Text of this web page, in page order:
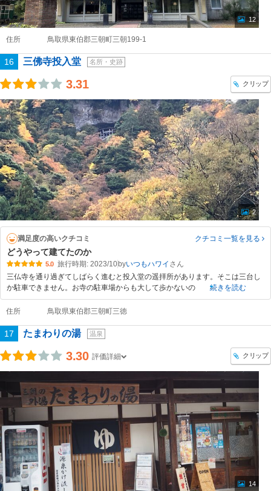
12
住所 鳥取県東伯郡三朝町三朝199-1
16 三佛寺投入堂 名所・史跡
3.31 クリップ
2
満足度の高いクチコミ クチコミ一覧を見る
どうやって建てたのか
5.0 旅行時期: 2023/10byいつもハワイ
三仏寺を通り過ぎてしばらく進むと投入堂の遥拝所があります。そこは三台し
か駐車できません。お寺の駐車場からも大して歩かないの
続きを読む
住所 鳥取県東伯郡三朝町三徳
17 たまわりの湯 温泉
3.30 評価詳細 クリップ
14